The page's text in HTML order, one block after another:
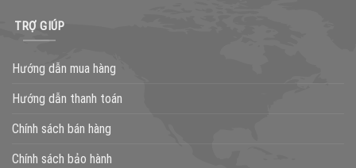
TRỢ GIÚP
Hướng dẫn mua hàng
Hướng dẫn thanh toán
Chính sách bán hàng
Chính sách bảo hành